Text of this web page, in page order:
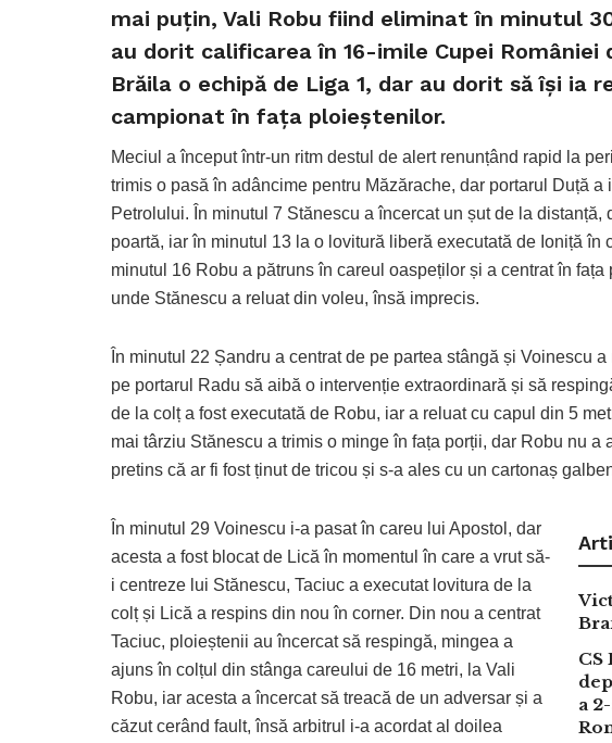
mai puțin, Vali Robu fiind eliminat în minutul
au dorit calificarea în 16-imile Cupei României
Brăila o echipă de Liga 1, dar au dorit să își ia
campionat în fața ploieștenilor.
Meciul a început într-un ritm destul de alert renunțând rapid la
trimis o pasă în adâncime pentru Măzărache, dar portarul Duță
Petrolului. În minutul 7 Stănescu a încercat un șut de la distanță,
poartă, iar în minutul 13 la o lovitură liberă executată de Ioniță în
minutul 16 Robu a pătruns în careul oaspeților și a centrat în
unde Stănescu a reluat din voleu, însă imprecis.
În minutul 22 Șandru a centrat de pe partea stângă și Voinescu
pe portarul Radu să aibă o intervenție extraordinară și să
de la colț a fost executată de Robu, iar a reluat cu capul din 5
mai târziu Stănescu a trimis o minge în fața porții, dar Robu nu
pretins că ar fi fost ținut de tricou și s-a ales cu un cartonaș
CS
a
În minutul 29 Voinescu i-a pasat în careu lui Apostol, dar
acesta a fost blocat de Lică în momentul în care a vrut să-
i centreze lui Stănescu, Taciuc a executat lovitura de la
colț și Lică a respins din nou în corner. Din nou a centrat
Taciuc, ploieștenii au încercat să respingă, mingea a
ajuns în colțul din stânga careului de 16 metri, la Vali
Robu, iar acesta a încercat să treacă de un adversar și a
căzut cerând fault, însă arbitrul i-a acordat al doilea